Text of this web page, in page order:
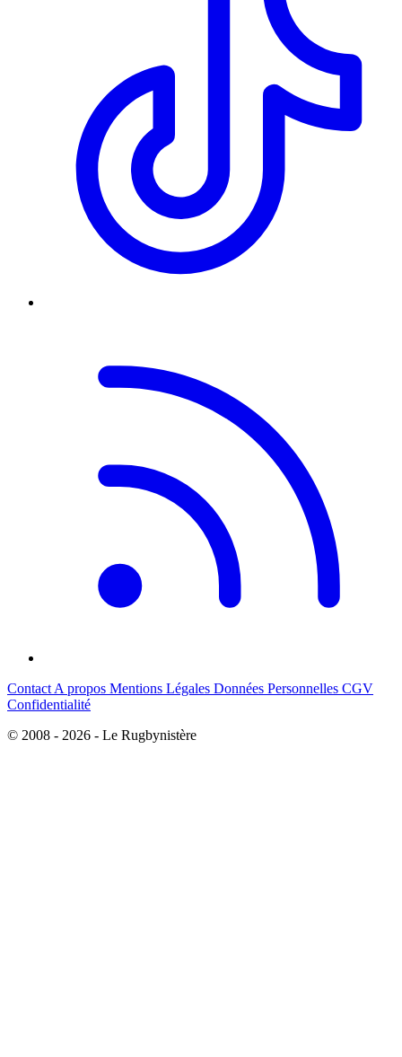
Contact A propos Mentions Légales Données Personnelles CGV
Confidentialité
© 2008 - 2026 - Le Rugbynistère